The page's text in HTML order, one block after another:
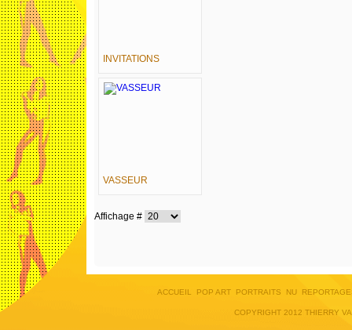
INVITATIONS
VASSEUR
Affichage #
ACCUEIL POP ART PORTRAITS NU
COPYRIGHT 2012 THIERRY